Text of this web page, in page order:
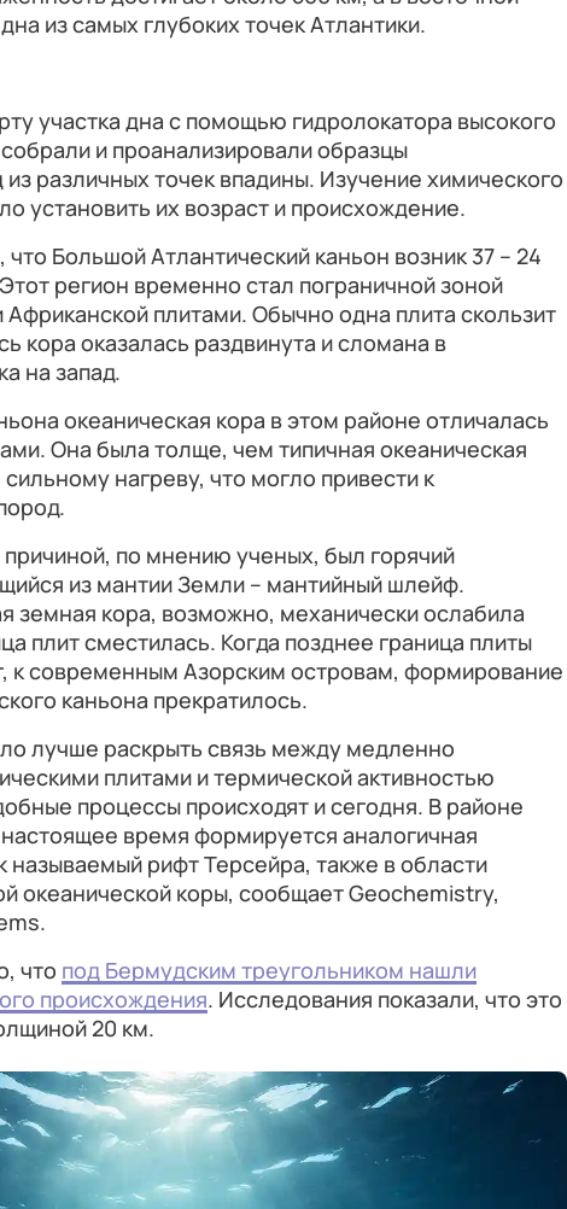
из самых глубоких точек Атлантики.
участка дна с помощью гидролокатора высокого
и проанализировали образцы
различных точек впадины. Изучение химического
установить их возраст и происхождение.
что Большой Атлантический каньон возник 37 – 24
регион временно стал пограничной зоной
плитами. Обычно одна плита скользит
кора оказалась раздвинута и сломана в
на запад.
океаническая кора в этом районе отличалась
Она была толще, чем типичная океаническая
нагреву, что могло привести к
по мнению ученых, был горячий
из мантии Земли – мантийный шлейф.
земная кора, возможно, механически ослабила
плит сместилась. Когда позднее граница плиты
к современным Азорским островам, формирование
каньона прекратилось.
лучше раскрыть связь между медленно
плитами и термической активностью
процессы происходят и сегодня. В районе
время формируется аналогичная
называемый рифт Терсейра, также в области
океанической коры, сообщает Geochemistry,
что под Бермудским треугольником нашли
происхождения. Исследования показали, что это
20 км.